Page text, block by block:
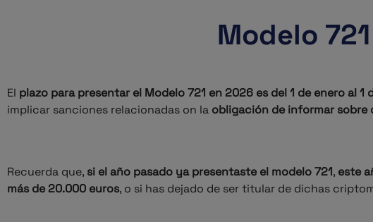
Modelo
El plazo para presentar el Modelo 721 en 2026 es del 1 de enero al 1
implicar sanciones relacionadas on la obligación de informar
Recuerda que, si el año pasado ya presentaste el modelo 721, este
más de 20.000 euros, o si has dejado de ser titular de dichas